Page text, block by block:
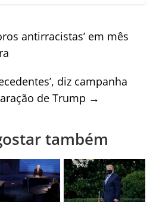
antirracistas’ em mês
diz campanha
de Trump →
também